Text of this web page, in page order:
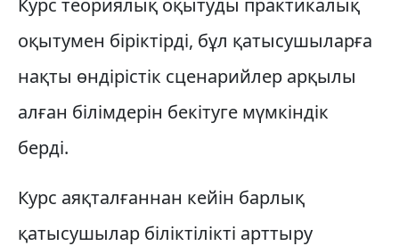
Курс теориялық оқытуды практикалық
оқытумен біріктірді, бұл қатысушыларға
нақты өндірістік сценарийлер арқылы
алған білімдерін бекітуге мүмкіндік
берді.
Курс аяқталғаннан кейін барлық
қатысушылар біліктілікті арттыру